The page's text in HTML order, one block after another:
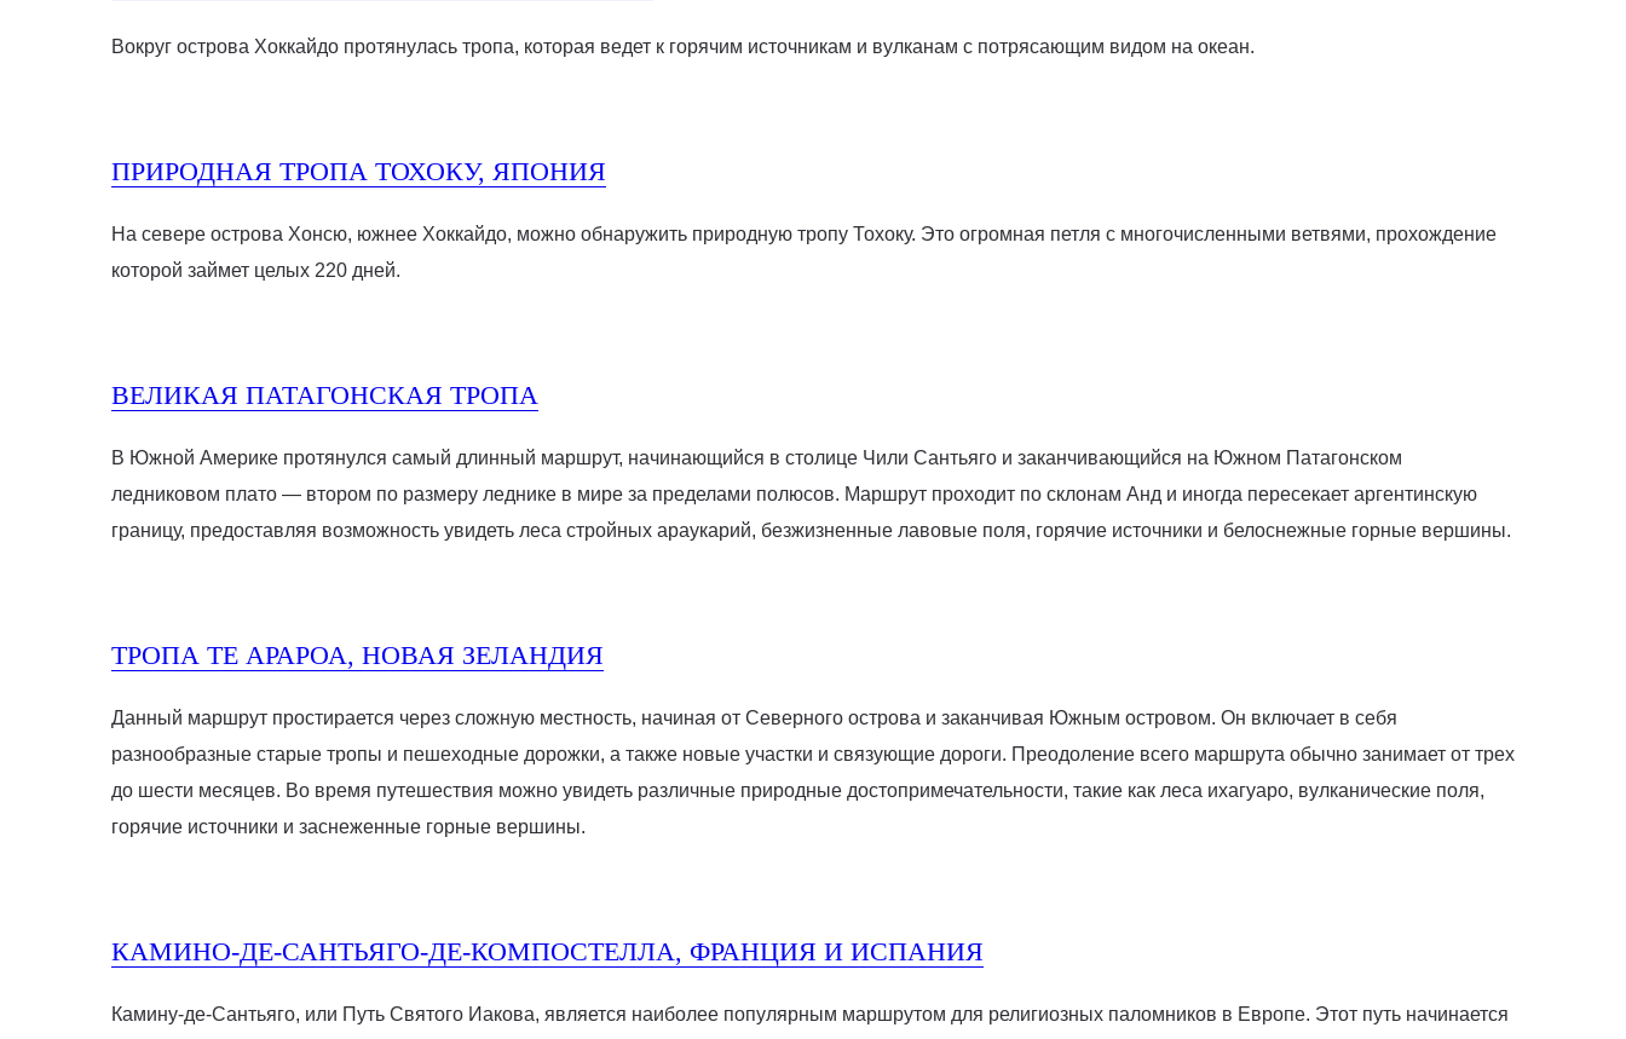
Вокруг острова Хоккайдо протянулась тропа, которая ведет к горячим источникам и вулканам с потрясающим видом на океан.
ПРИРОДНАЯ ТРОПА ТОХОКУ, ЯПОНИЯ
На севере острова Хонсю, южнее Хоккайдо, можно обнаружить природную тропу Тохоку. Это огромная петля с многочисленными ветвями, прохождение
которой займет целых 220 дней.
ВЕЛИКАЯ ПАТАГОНСКАЯ ТРОПА
В Южной Америке протянулся самый длинный маршрут, начинающийся в столице Чили Сантьяго и заканчивающийся на Южном Патагонском
ледниковом плато — втором по размеру леднике в мире за пределами полюсов. Маршрут проходит по склонам Анд и иногда пересекает аргентинскую
границу, предоставляя возможность увидеть леса стройных араукарий, безжизненные лавовые поля, горячие источники и белоснежные горные вершины.
ТРОПА ТЕ АРАРОА, НОВАЯ ЗЕЛАНДИЯ
Данный маршрут простирается через сложную местность, начиная от Северного острова и заканчивая Южным островом. Он включает в себя
разнообразные старые тропы и пешеходные дорожки, а также новые участки и связующие дороги. Преодоление всего маршрута обычно занимает от трех
до шести месяцев. Во время путешествия можно увидеть различные природные достопримечательности, такие как леса ихагуаро, вулканические поля,
горячие источники и заснеженные горные вершины.
КАМИНО-ДЕ-САНТЬЯГО-ДЕ-КОМПОСТЕЛЛА, ФРАНЦИЯ И ИСПАНИЯ
Камину-де-Сантьяго, или Путь Святого Иакова, является наиболее популярным маршрутом для религиозных паломников в Европе. Этот путь начинается